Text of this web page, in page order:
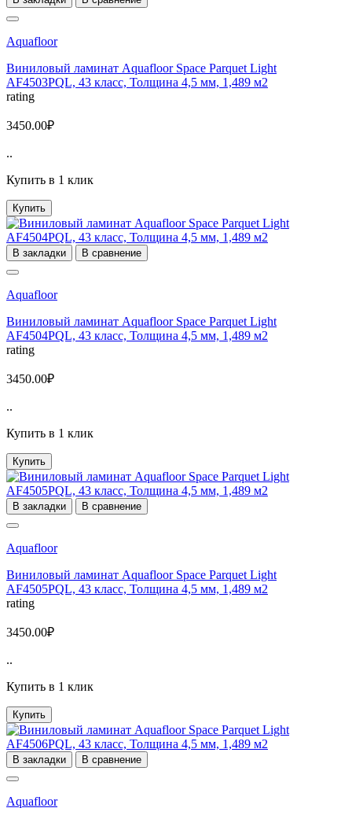
Aquafloor
Виниловый ламинат Aquafloor Space Parquet Light
AF4503PQL, 43 класс, Толщина 4,5 мм, 1,489 м2
rating
3450.00₽
..
Купить в 1 клик
Купить
В закладки В сравнение
Aquafloor
Виниловый ламинат Aquafloor Space Parquet Light
AF4504PQL, 43 класс, Толщина 4,5 мм, 1,489 м2
rating
3450.00₽
..
Купить в 1 клик
Купить
В закладки В сравнение
Aquafloor
Виниловый ламинат Aquafloor Space Parquet Light
AF4505PQL, 43 класс, Толщина 4,5 мм, 1,489 м2
rating
3450.00₽
..
Купить в 1 клик
Купить
В закладки В сравнение
Aquafloor